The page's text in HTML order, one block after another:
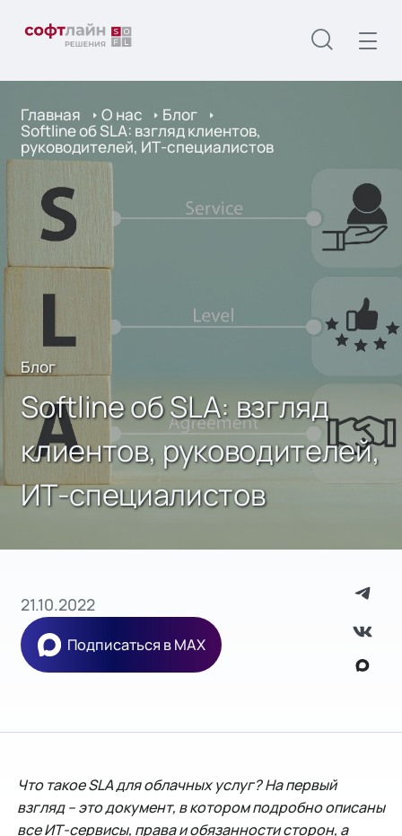
Главная О нас Блог
Softline об SLA: взгляд клиентов,
руководителей, ИТ-специалистов
Блог
Softline об SLA: взгляд
клиентов, руководителей,
ИТ-специалистов
21.10.2022
Подписаться в MAX
Что такое SLA для облачных услуг? На первый
взгляд – это документ, в котором подробно описаны
все ИТ-сервисы, права и обязанности сторон, а